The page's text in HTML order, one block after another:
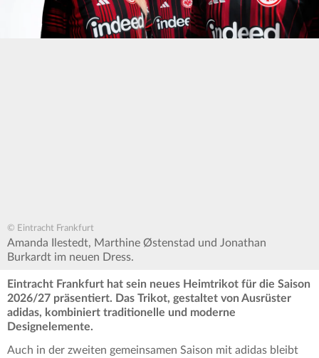
© Eintracht Frankfurt
Amanda Ilestedt, Marthine Østenstad und Jonathan
Burkardt im neuen Dress.
Eintracht Frankfurt hat sein neues Heimtrikot für die Saison
2026/27 präsentiert. Das Trikot, gestaltet von Ausrüster
adidas, kombiniert traditionelle und moderne
Designelemente.
Auch in der zweiten gemeinsamen Saison mit adidas bleibt